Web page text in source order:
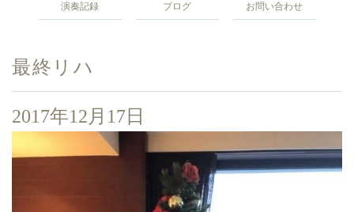
演奏記録 ブログ お問い合わせ
最終リハ
2017年12月17日